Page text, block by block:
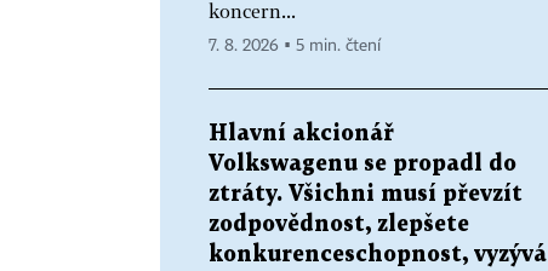
koncern...
7. 8. 2026 ▪ 5 min. čtení
Hlavní akcionář
Volkswagenu se propadl do
ztráty. Všichni musí převzít
zodpovědnost, zlepšete
konkurenceschopnost, vyzývá